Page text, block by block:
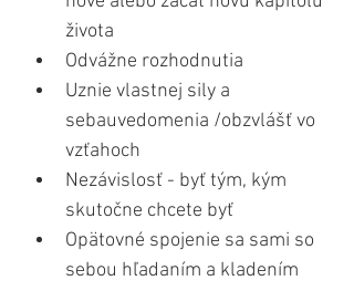
života
Odvážne rozhodnutia
Uznie vlastnej sily a
sebauvedomenia /obzvlášť vo
vzťahoch
Nezávislosť - byť tým, kým
skutočne chcete byť
Opätovné spojenie sa sami so
sebou hľadaním a kladením